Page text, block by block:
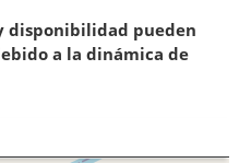
y disponibilidad pueden
a la dinámica de